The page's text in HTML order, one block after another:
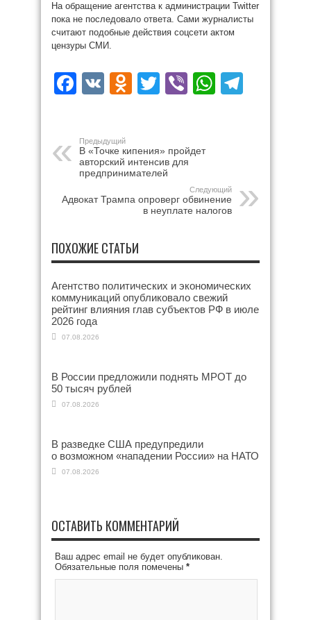
На обращение агентства к администрации Twitter
пока не последовало ответа. Сами журналисты
считают подобные действия соцсети актом
цензуры СМИ.
Facebook
VK Odnoklassniki
Twitter
Viber
Предыдущий
В «Точке кипения» пройдет
авторский интенсив для
предпринимателей
Следующий
Адвокат Трампа опроверг обвинение
в неуплате налогов
ПОХОЖИЕ СТАТЬИ
Агентство политических и экономических
коммуникаций опубликовало свежий
рейтинг влияния глав субъектов РФ в июле
2026 года
07.08.2026
В России предложили поднять МРОТ до
50 тысяч рублей
07.08.2026
В разведке США предупредили
о возможном «нападении России» на НАТО
07.08.2026
ОСТАВИТЬ КОММЕНТАРИЙ
Ваш адрес email не будет опубликован.
Обязательные поля помечены *